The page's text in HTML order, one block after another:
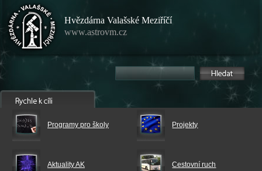
Hvězdárna Valašské Meziříčí
www.astrovm.cz
Programy pro školy Projekty
Aktuality AK Cestovní ruch